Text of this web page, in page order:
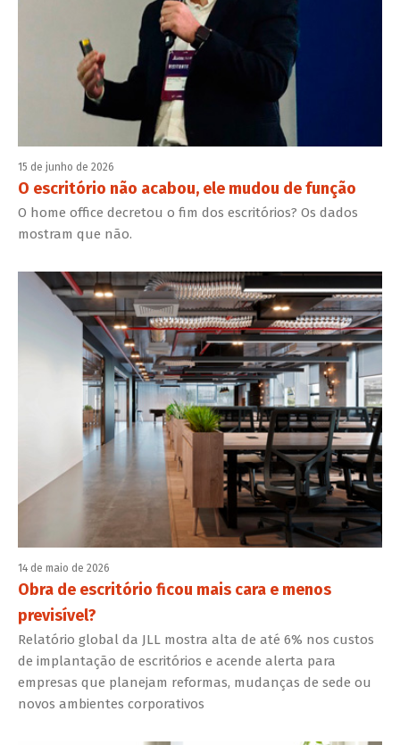
15 de junho de 2026
O escritório não acabou, ele mudou de função
O home office decretou o fim dos escritórios? Os dados
mostram que não.
14 de maio de 2026
Obra de escritório ficou mais cara e menos
previsível?
Relatório global da JLL mostra alta de até 6% nos custos
de implantação de escritórios e acende alerta para
empresas que planejam reformas, mudanças de sede ou
novos ambientes corporativos